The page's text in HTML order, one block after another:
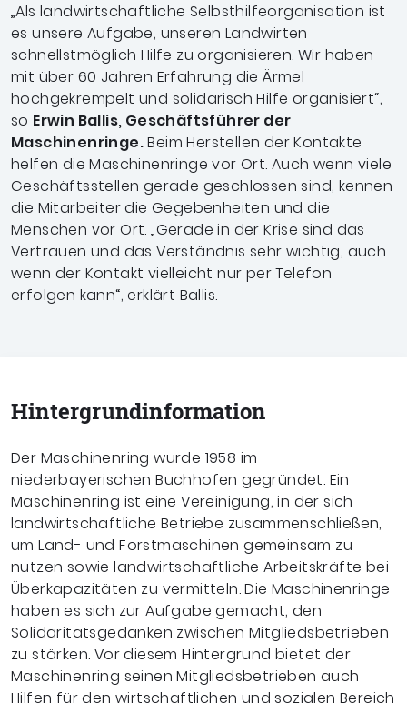
„Als landwirtschaftliche Selbsthilfeorganisation ist
es unsere Aufgabe, unseren Landwirten
schnellstmöglich Hilfe zu organisieren. Wir haben
mit über 60 Jahren Erfahrung die Ärmel
hochgekrempelt und solidarisch Hilfe organisiert“,
so Erwin Ballis, Geschäftsführer der
Maschinenringe.Beim Herstellen der Kontakte
helfen die Maschinenringe vor Ort. Auch wenn viele
Geschäftsstellen gerade geschlossen sind, kennen
die Mitarbeiter die Gegebenheiten und die
Menschen vor Ort. „Gerade in der Krise sind das
Vertrauen und das Verständnis sehr wichtig, auch
wenn der Kontakt vielleicht nur per Telefon
erfolgen kann“, erklärt Ballis.
Hintergrund­information
Der Maschinenring wurde 1958 im
niederbayerischen Buchhofen gegründet. Ein
Maschinenring ist eine Vereinigung, in der sich
landwirtschaftliche Betriebe zusammenschließen,
um Land- und Forstmaschinen gemeinsam zu
nutzen sowie landwirtschaftliche Arbeitskräfte bei
Überkapazitäten zu vermitteln. Die Maschinenringe
haben es sich zur Aufgabe gemacht, den
Solidaritätsgedanken zwischen Mitgliedsbetrieben
zu stärken. Vor diesem Hintergrund bietet der
Maschinenring seinen Mitgliedsbetrieben auch
Hilfen für den wirtschaftlichen und sozialen Bereich